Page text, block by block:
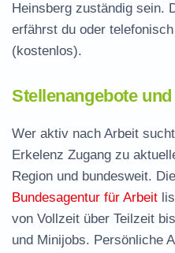
Heinsberg zuständig sein.
erfährst du oder
(kostenlos).
Stellenangebote
Wer aktiv nach Arbeit
Erkelenz Zugang zu
Region und bundesweit. Die
Bundesagentur für Arbeit
von Vollzeit über Teilzeit
und Minijobs. Persönliche